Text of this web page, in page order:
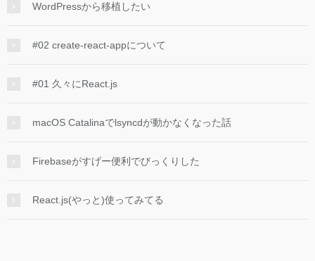
WordPressから移植したい
#02 create-react-appについて
#01 久々にReact.js
macOS Catalinaでlsyncdが動かなくなった話
Firebaseがすげー便利でびっくりした
React.js(やっと)使ってみてる